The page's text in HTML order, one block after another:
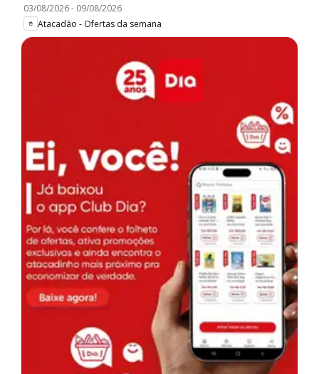
03/08/2026- 09/08/2026
Atacadão - Ofertas da semana